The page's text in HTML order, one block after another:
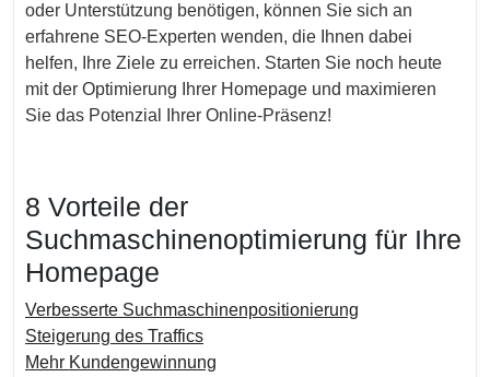
oder Unterstützung benötigen, können Sie sich an
erfahrene SEO-Experten wenden, die Ihnen dabei
helfen, Ihre Ziele zu erreichen. Starten Sie noch heute
mit der Optimierung Ihrer Homepage und maximieren
Sie das Potenzial Ihrer Online-Präsenz!
8 Vorteile der
Suchmaschinenoptimierung für Ihre
Homepage
Verbesserte Suchmaschinenpositionierung
Steigerung des Traffics
Mehr Kundengewinnung